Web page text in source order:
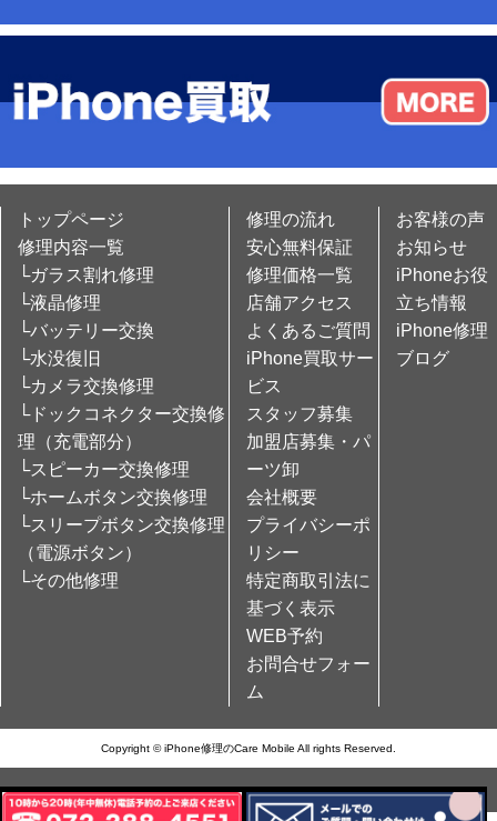
トップページ
修理内容一覧
└ガラス割れ修理
└液晶修理
└バッテリー交換
└水没復旧
└カメラ交換修理
└ドックコネクター交換修
理（充電部分）
└スピーカー交換修理
└ホームボタン交換修理
└スリープボタン交換修理
（電源ボタン）
└その他修理
修理の流れ
安心無料保証
修理価格一覧
店舗アクセス
よくあるご質問
iPhone買取サー
ビス
スタッフ募集
加盟店募集・パ
ーツ卸
会社概要
プライバシーポ
リシー
特定商取引法に
基づく表示
WEB予約
お問合せフォー
ム
お客様の声
お知らせ
iPhoneお役
立ち情報
iPhone修理
ブログ
Copyright © iPhone修理のCare Mobile All rights Reserved.